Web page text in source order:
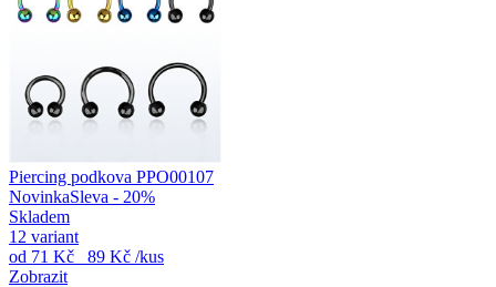
Piercing podkova PPO00107
NovinkaSleva - 20%
Skladem
12 variant
od 71 Kč 89 Kč /kus
Zobrazit